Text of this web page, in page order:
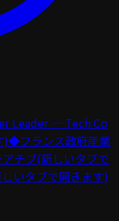
Leader — Tech Co
)◆フランス政府産業
チブ(新しいタブで
いタブで開きます)